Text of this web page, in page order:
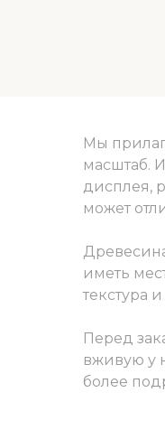
Мы
масштаб.
дисплея,
может
иметь
текстура
Перед
вживую у
более